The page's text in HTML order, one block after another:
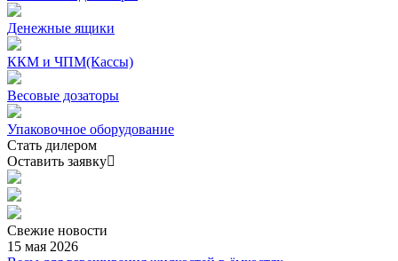
Денежные ящики
ККМ и ЧПМ(Кассы)
Весовые дозаторы
Упаковочное оборудование
Стать дилером
Оставить заявку
Свежие новости
15 мая 2026